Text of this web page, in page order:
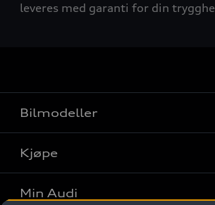
leveres med garanti for din
Bilmodeller
Finn din Audi
Sammenlign bilmodeller
Kjøpe
Kjøpshjelp
Min Audi